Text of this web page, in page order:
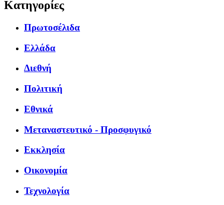
Κατηγορίες
Πρωτοσέλιδα
Ελλάδα
Διεθνή
Πολιτική
Εθνικά
Μεταναστευτικό - Προσφυγικό
Εκκλησία
Οικονομία
Τεχνολογία